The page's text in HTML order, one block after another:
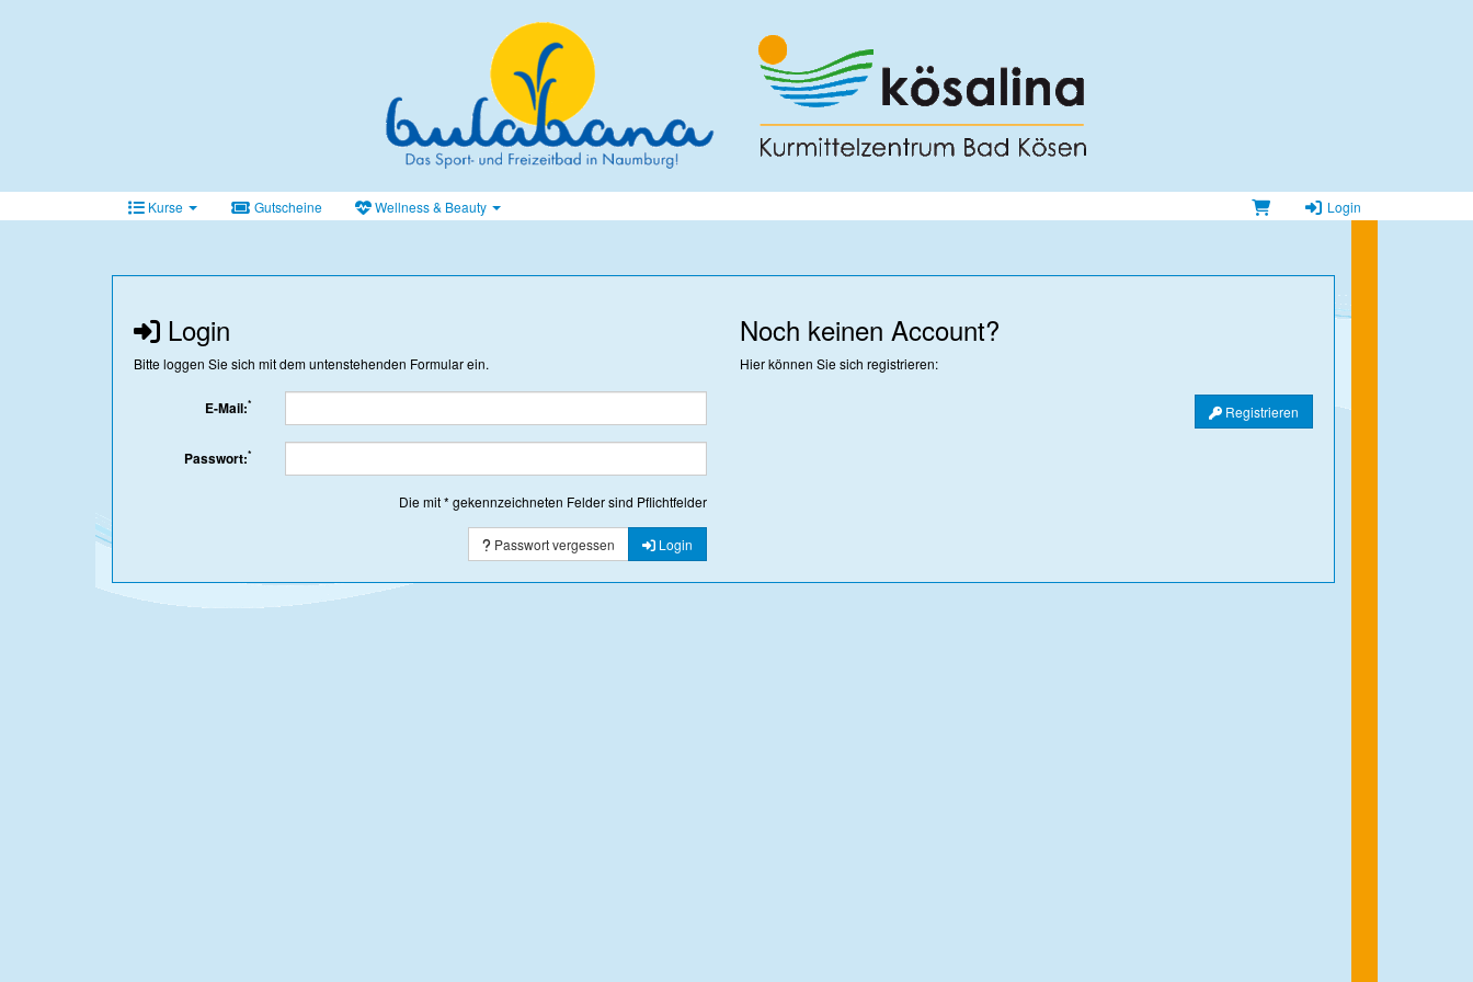
Kurse Gutscheine Wellness & Beauty Login
Login
Bitte loggen Sie sich mit dem untenstehenden Formular ein.
E-Mail:*
Passwort:*
Die mit * gekennzeichneten Felder sind Pflichtfelder
Passwort vergessen Login
Noch keinen Account?
Hier können Sie sich registrieren:
Registrieren